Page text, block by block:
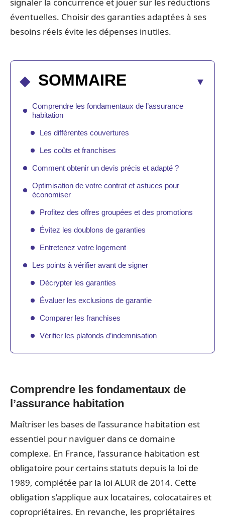
éventuelles. Choisir des garanties adaptées à ses
besoins réels évite les dépenses inutiles.
SOMMAIRE
Comprendre les fondamentaux de l’assurance
habitation
Les différentes couvertures
Les coûts et franchises
Comment obtenir un devis précis et adapté ?
Optimisation de votre contrat et astuces pour
économiser
Profitez des offres groupées et des promotions
Évitez les doublons de garanties
Entretenez votre logement
Les points à vérifier avant de signer
Décrypter les garanties
Évaluer les exclusions de garantie
Comparer les franchises
Vérifier les plafonds d’indemnisation
Comprendre les fondamentaux de
l’assurance habitation
Maîtriser les bases de l’assurance habitation est
essentiel pour naviguer dans ce domaine
complexe. En France, l’assurance habitation est
obligatoire pour certains statuts depuis la loi de
1989, complétée par la loi ALUR de 2014. Cette
obligation s’applique aux locataires, colocataires et
copropriétaires. En revanche, les propriétaires